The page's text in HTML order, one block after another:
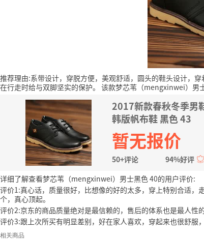
推荐理由:系带设计，穿脱方便，美观舒适，圆头的鞋头设计，
在行走时给与双脚坚实的保护。 该款梦芯苇（mengxinwei）男
2017新款春秋冬季男
韩版帆布鞋 黑色 43
暂无报价
50+评论
94%好评
详细了解查看梦芯苇（mengxinwei）男士黑色 40的用户评价:
评价1:真心话，质量很好，比想像的好的太多，穿上特别合适
个，真心顶起。
评价2:京东的商品质量绝对是最信赖的，售后的体系也是最人性
评价3:跟上次所买有明显差别，好在家人喜欢，穿起来也很舒服
相关商品